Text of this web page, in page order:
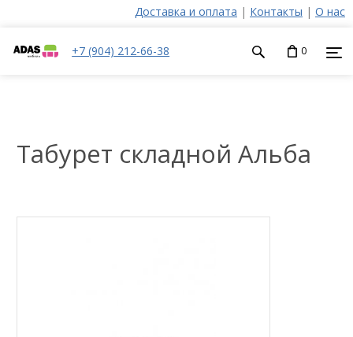
Доставка и оплата | Контакты | О нас
+7 (904) 212-66-38 0
Табурет складной Альба